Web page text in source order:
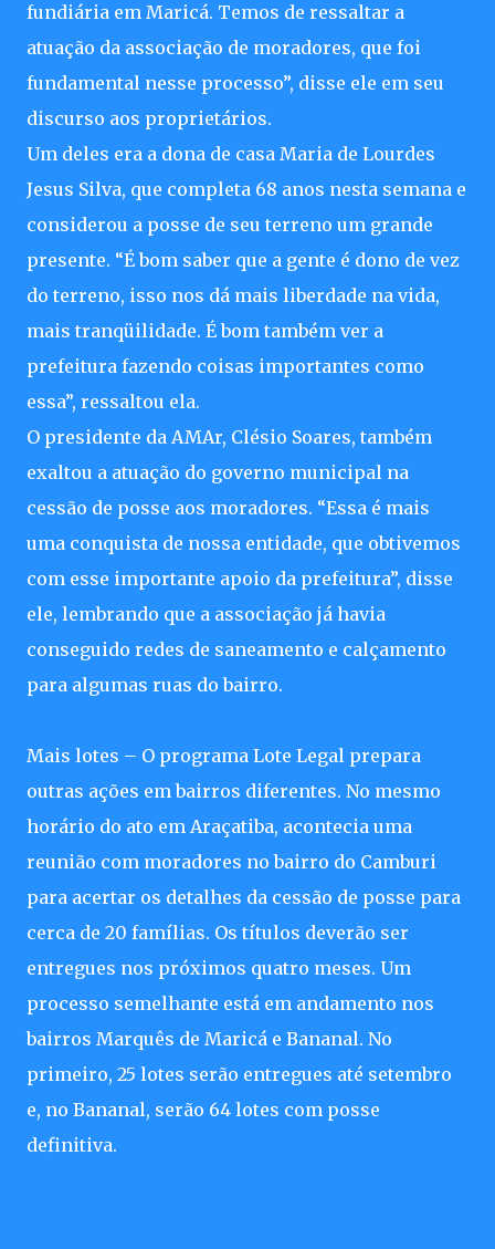
fundiária em Maricá. Temos de ressaltar a
atuação da associação de moradores, que foi
fundamental nesse processo”, disse ele em seu
discurso aos proprietários.
Um deles era a dona de casa Maria de Lourdes
Jesus Silva, que completa 68 anos nesta semana e
considerou a posse de seu terreno um grande
presente. “É bom saber que a gente é dono de vez
do terreno, isso nos dá mais liberdade na vida,
mais tranqüilidade. É bom também ver a
prefeitura fazendo coisas importantes como
essa”, ressaltou ela.
O presidente da AMAr, Clésio Soares, também
exaltou a atuação do governo municipal na
cessão de posse aos moradores. “Essa é mais
uma conquista de nossa entidade, que obtivemos
com esse importante apoio da prefeitura”, disse
ele, lembrando que a associação já havia
conseguido redes de saneamento e calçamento
para algumas ruas do bairro.
Mais lotes – O programa Lote Legal prepara
outras ações em bairros diferentes. No mesmo
horário do ato em Araçatiba, acontecia uma
reunião com moradores no bairro do Camburi
para acertar os detalhes da cessão de posse para
cerca de 20 famílias. Os títulos deverão ser
entregues nos próximos quatro meses. Um
processo semelhante está em andamento nos
bairros Marquês de Maricá e Bananal. No
primeiro, 25 lotes serão entregues até setembro
e, no Bananal, serão 64 lotes com posse
definitiva.